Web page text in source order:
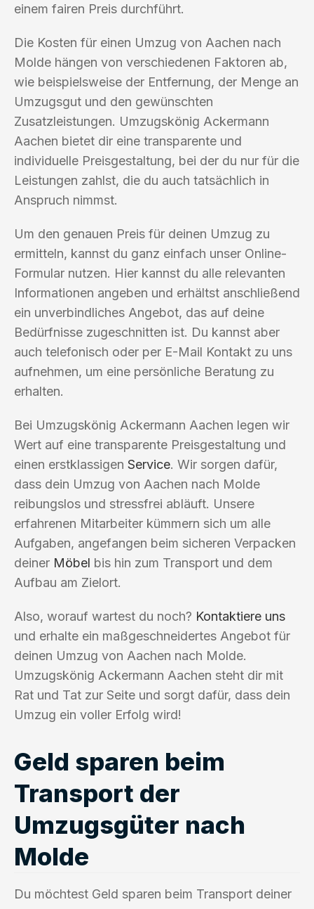
einem fairen Preis durchführt.
Die Kosten für einen Umzug von Aachen nach
Molde hängen von verschiedenen Faktoren ab,
wie beispielsweise der Entfernung, der Menge an
Umzugsgut und den gewünschten
Zusatzleistungen. Umzugskönig Ackermann
Aachen bietet dir eine transparente und
individuelle Preisgestaltung, bei der du nur für die
Leistungen zahlst, die du auch tatsächlich in
Anspruch nimmst.
Um den genauen Preis für deinen Umzug zu
ermitteln, kannst du ganz einfach unser Online-
Formular nutzen. Hier kannst du alle relevanten
Informationen angeben und erhältst anschließend
ein unverbindliches Angebot, das auf deine
Bedürfnisse zugeschnitten ist. Du kannst aber
auch telefonisch oder per E-Mail Kontakt zu uns
aufnehmen, um eine persönliche Beratung zu
erhalten.
Bei Umzugskönig Ackermann Aachen legen wir
Wert auf eine transparente Preisgestaltung und
einen erstklassigen Service. Wir sorgen dafür,
dass dein Umzug von Aachen nach Molde
reibungslos und stressfrei abläuft. Unsere
erfahrenen Mitarbeiter kümmern sich um alle
Aufgaben, angefangen beim sicheren Verpacken
deiner Möbel bis hin zum Transport und dem
Aufbau am Zielort.
Also, worauf wartest du noch? Kontaktiere uns
und erhalte ein maßgeschneidertes Angebot für
deinen Umzug von Aachen nach Molde.
Umzugskönig Ackermann Aachen steht dir mit
Rat und Tat zur Seite und sorgt dafür, dass dein
Umzug ein voller Erfolg wird!
Geld sparen beim
Transport der
Umzugsgüter nach
Molde
Du möchtest Geld sparen beim Transport deiner